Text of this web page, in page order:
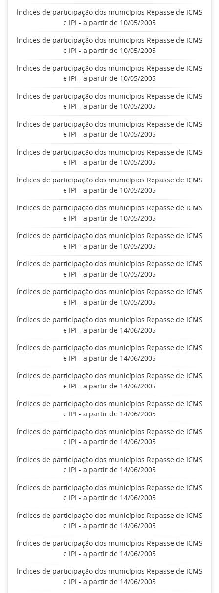
Índices de participação dos municípios Repasse de ICMS
e IPI - a partir de 10/05/2005
Índices de participação dos municípios Repasse de ICMS
e IPI - a partir de 10/05/2005
Índices de participação dos municípios Repasse de ICMS
e IPI - a partir de 10/05/2005
Índices de participação dos municípios Repasse de ICMS
e IPI - a partir de 10/05/2005
Índices de participação dos municípios Repasse de ICMS
e IPI - a partir de 10/05/2005
Índices de participação dos municípios Repasse de ICMS
e IPI - a partir de 10/05/2005
Índices de participação dos municípios Repasse de ICMS
e IPI - a partir de 10/05/2005
Índices de participação dos municípios Repasse de ICMS
e IPI - a partir de 10/05/2005
Índices de participação dos municípios Repasse de ICMS
e IPI - a partir de 10/05/2005
Índices de participação dos municípios Repasse de ICMS
e IPI - a partir de 10/05/2005
Índices de participação dos municípios Repasse de ICMS
e IPI - a partir de 10/05/2005
Índices de participação dos municípios Repasse de ICMS
e IPI - a partir de 14/06/2005
Índices de participação dos municípios Repasse de ICMS
e IPI - a partir de 14/06/2005
Índices de participação dos municípios Repasse de ICMS
e IPI - a partir de 14/06/2005
Índices de participação dos municípios Repasse de ICMS
e IPI - a partir de 14/06/2005
Índices de participação dos municípios Repasse de ICMS
e IPI - a partir de 14/06/2005
Índices de participação dos municípios Repasse de ICMS
e IPI - a partir de 14/06/2005
Índices de participação dos municípios Repasse de ICMS
e IPI - a partir de 14/06/2005
Índices de participação dos municípios Repasse de ICMS
e IPI - a partir de 14/06/2005
Índices de participação dos municípios Repasse de ICMS
e IPI - a partir de 14/06/2005
Índices de participação dos municípios Repasse de ICMS
e IPI - a partir de 14/06/2005